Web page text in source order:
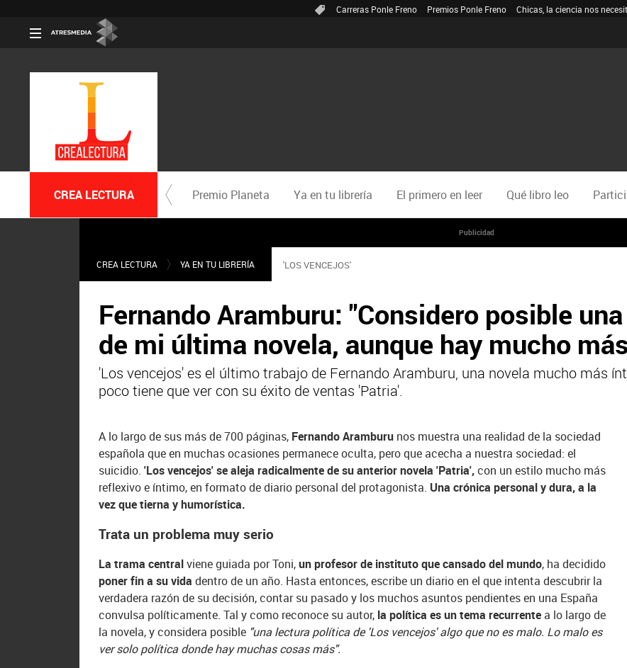
Carreras Ponle Freno Premios Ponle Freno Chicas, la ciencia nos
CREA LECTURA Premio Planeta Ya en tu librería El primero en leer Qué libro leo
Publicidad
CREA LECTURA YA EN TU LIBRERÍA 'LOS VENCEJOS'
Fernando Aramburu: "Considero posible
de mi última novela, aunque hay mucho
'Los vencejos' es el último trabajo de Fernando Aramburu, una novela mucho más
poco tiene que ver con su éxito de ventas 'Patria'.
A lo largo de sus más de 700 páginas, Fernando Aramburu nos muestra una realidad de la sociedad
española que en muchas ocasiones permanece oculta, pero que acecha a nuestra sociedad: el
suicidio.'Los vencejos' se aleja radicalmente de su anterior novela 'Patria',con un estilo mucho más
reflexivo e íntimo, en formato de diario personal del protagonista. Una crónica personal y dura, a la
vez que tierna y humorística.
Trata un problema muy serio
La trama centralviene guiada por Toni,un profesor de instituto que cansado del mundo, ha decidido
poner fin a su vida dentro de un año. Hasta entonces, escribe un diario en el que intenta descubrir la
verdadera razón de su decisión, contar su pasado y los muchos asuntos pendientes en una España
convulsa políticamente. Tal y como reconoce su autor, la política es un tema recurrentea lo largo de
la novela, y considera posible "una lectura política de 'Los vencejos' algo que no es malo. Lo malo es
ver solo política donde hay muchas cosas más".